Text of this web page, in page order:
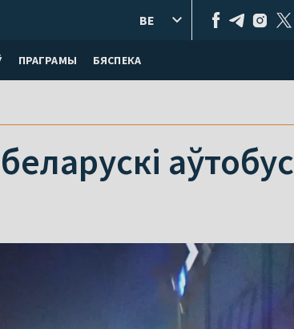
ПРАГРАМЫ БЯСПЕКА
BE
аўтобус